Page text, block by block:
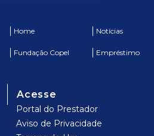
Home Notícias
Fundação Copel Empréstimo
Acesse
Portal do Prestador
Aviso de Privacidade